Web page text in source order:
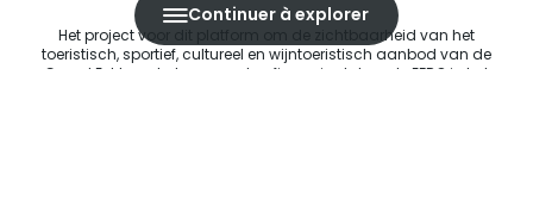
Continuer à explorer
Het project voor dit platform om de zichtbaarheid van het
toeristisch, sportief, cultureel en wijntoeristisch aanbod van de
Grand Est te verbeteren werd gefinancierd door de EFRO in het